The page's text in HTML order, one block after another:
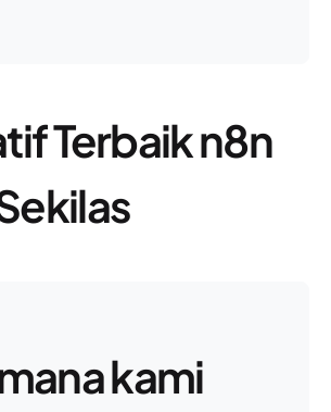
Terbaik n8n
kami